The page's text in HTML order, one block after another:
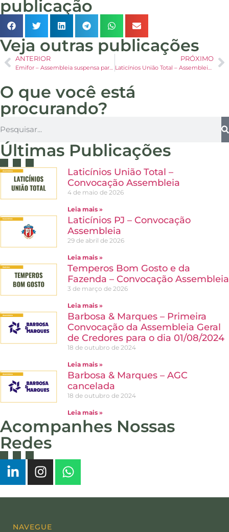
publicação
Veja outras publicações
ANTERIOR PRÓXIMO
O que você está
procurando?
Últimas Publicações
Laticínios União Total –
Convocação Assembleia
4 de maio de 2026
Leia mais »
Laticínios PJ – Convocação
Assembleia
29 de abril de 2026
Leia mais »
Temperos Bom Gosto e da
Fazenda – Convocação Assembleia
3 de março de 2026
Leia mais »
Barbosa & Marques – Primeira
Convocação da Assembleia Geral
de Credores para o dia 01/08/2024
18 de outubro de 2024
Leia mais »
Barbosa & Marques – AGC
cancelada
18 de outubro de 2024
Leia mais »
Acompanhes Nossas
Redes
NAVEGUE